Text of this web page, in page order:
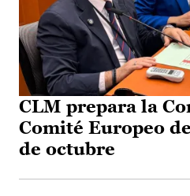
CLM prepara la
Comité Europeo
de octubre